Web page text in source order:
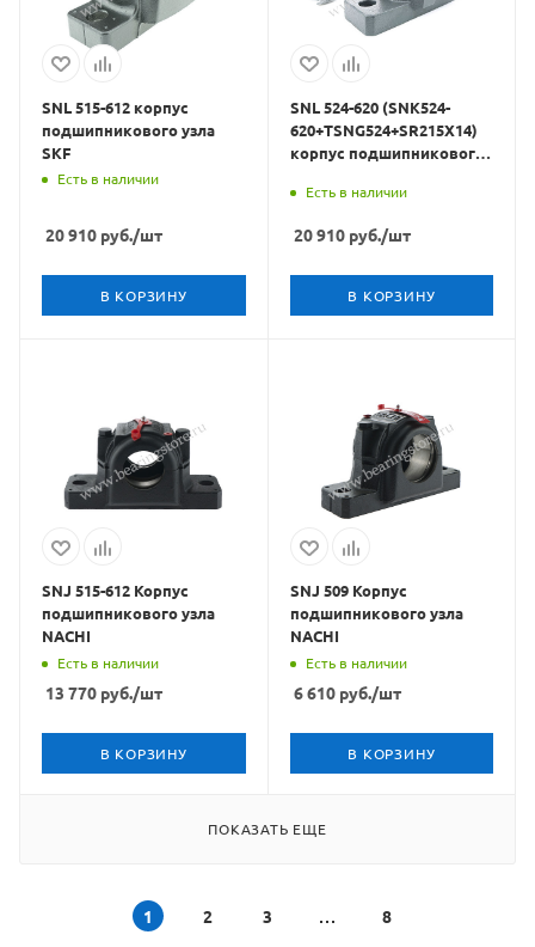
SNL 515-612 корпус
подшипникового узла
SKF
Есть в наличии
20 910 руб./шт
В КОРЗИНУ
SNL 524-620 (SNK524-
620+TSNG524+SR215X14)
корпус подшипникового
Есть в наличии
20 910руб./шт
В КОРЗИНУ
SNJ 515-612 Корпус
подшипникового узла
NACHI
Есть в наличии
13 770 руб./шт
В КОРЗИНУ
SNJ 509 Корпус
подшипникового узла
NACHI
Есть в наличии
6 610руб./шт
В КОРЗИНУ
ПОКАЗАТЬ ЕЩЕ
1 2 3 8